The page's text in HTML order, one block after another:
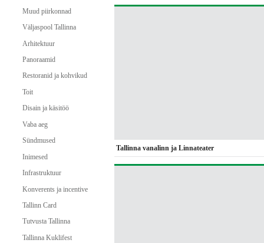
Muud piirkonnad
Väljaspool Tallinna
Arhitektuur
Panoraamid
Restoranid ja kohvikud
Toit
Disain ja käsitöö
Vaba aeg
Sündmused
Inimesed
Infrastruktuur
Konverents ja incentive
Tallinn Card
Tutvusta Tallinna
Tallinna Kuklifest
Tallinna vanalinn ja Linnateater